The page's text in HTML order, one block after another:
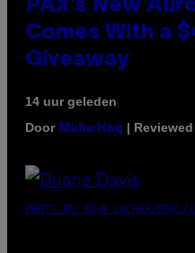
PAX’s New
Comes With a
Giveaway
14 uur geleden
Door Maha Haq |
PHOTO BY JOHN LOCHER/